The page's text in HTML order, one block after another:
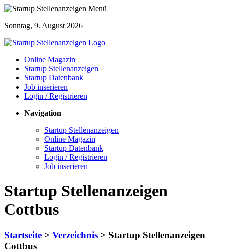
Sonntag, 9. August 2026
Online Magazin
Startup Stellenanzeigen
Startup Datenbank
Job inserieren
Login / Registrieren
Navigation
Startup Stellenanzeigen
Online Magazin
Startup Datenbank
Login / Registrieren
Job inserieren
Startup Stellenanzeigen
Cottbus
Startseite > Verzeichnis > Startup Stellenanzeigen
Cottbus